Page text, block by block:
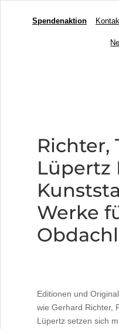
Spendenaktion
Richter,
Lüpertz
Werke
Editionen und
wie Gerhard Richter,
Lüpertz setzen sich